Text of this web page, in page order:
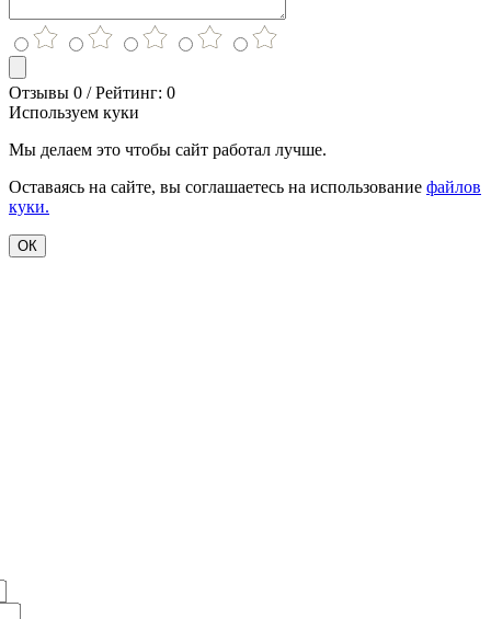
Отзывы 0 / Рейтинг: 0
Используем куки
Мы делаем это чтобы сайт работал лучше.
Оставаясь на сайте, вы соглашаетесь на использование файлов
куки.
ОК